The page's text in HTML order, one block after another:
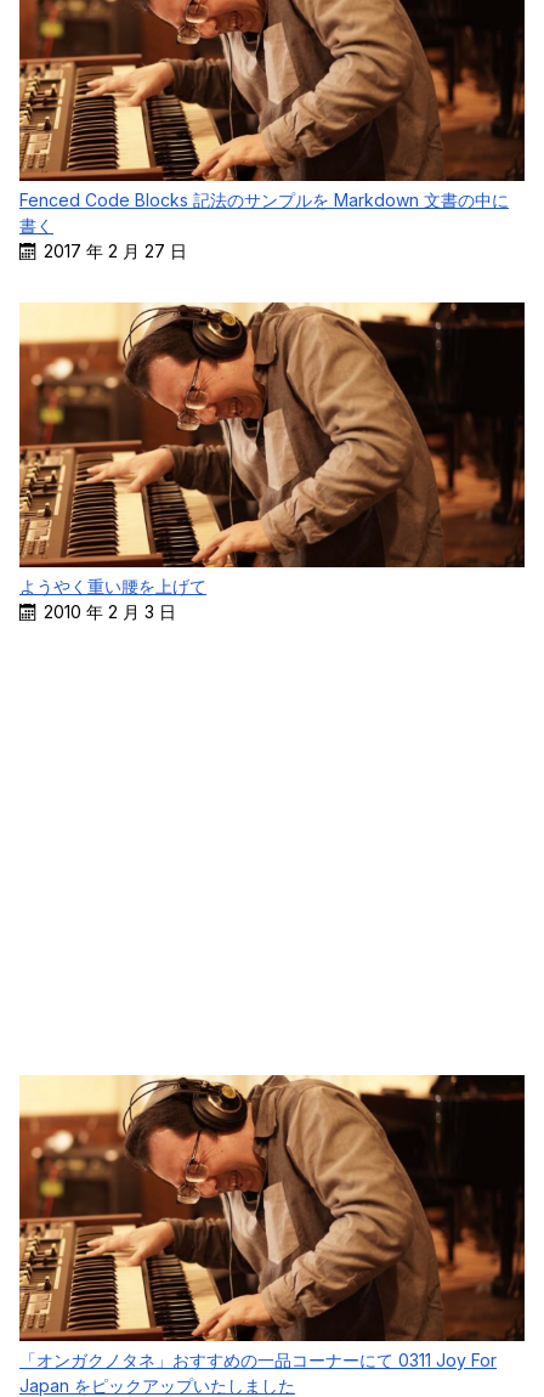
Fenced Code Blocks 記法のサンプルを Markdown 文書の中に
書く
2017 年 2 月 27 日
ようやく重い腰を上げて
2010 年 2 月 3 日
「オンガクノタネ」おすすめの一品コーナーにて 0311 Joy For
Japan をピックアップいたしました